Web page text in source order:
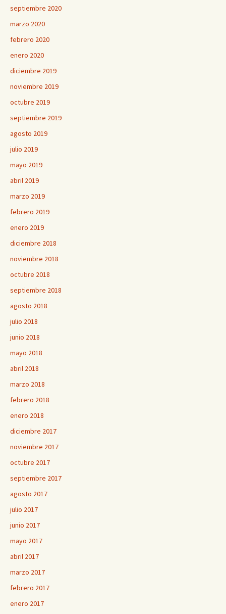
septiembre 2020
marzo 2020
febrero 2020
enero 2020
diciembre 2019
noviembre 2019
octubre 2019
septiembre 2019
agosto 2019
julio 2019
mayo 2019
abril 2019
marzo 2019
febrero 2019
enero 2019
diciembre 2018
noviembre 2018
octubre 2018
septiembre 2018
agosto 2018
julio 2018
junio 2018
mayo 2018
abril 2018
marzo 2018
febrero 2018
enero 2018
diciembre 2017
noviembre 2017
octubre 2017
septiembre 2017
agosto 2017
julio 2017
junio 2017
mayo 2017
abril 2017
marzo 2017
febrero 2017
enero 2017